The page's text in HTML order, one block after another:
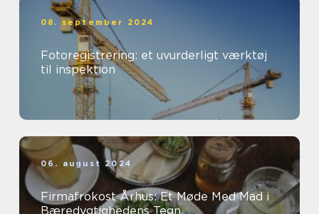
08. september 2024
Fotoregistrering: et uvurderligt værktøj
til inspektion
06. august 2024
Firmafrokost Århus: Et Møde Med Mad i
Bæredygtighedens Tegn